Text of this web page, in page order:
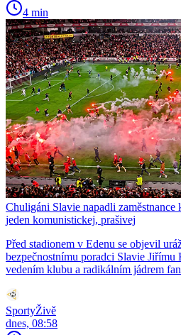
4 min
Chuligáni Slavie napadli
jeden komunistickej, prašivej
Před stadionem v Edenu se objevil
bezpečnostnímu poradci Slavie
vedením klubu a radikálním jádrem
SportyŽivě
dnes, 08:58